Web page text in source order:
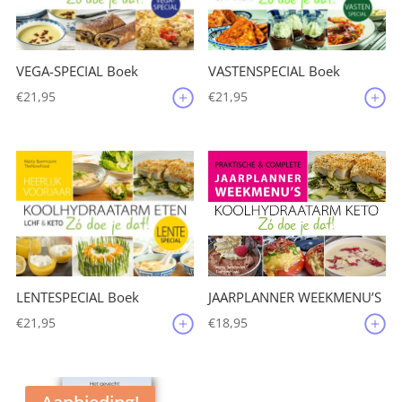
VEGA-SPECIAL Boek
€21,95
VASTENSPECIAL Boek
€21,95
LENTESPECIAL Boek
€21,95
JAARPLANNER WEEKMENU’S
€18,95